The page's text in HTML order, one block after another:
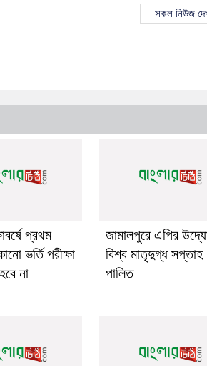
সকল নিউজ
প্রথম
ভর্তি পরীক্ষা
না
জামালপুরে এপির
বিশ্ব মাতৃদুগ্ধ সপ্তাহ
পালিত